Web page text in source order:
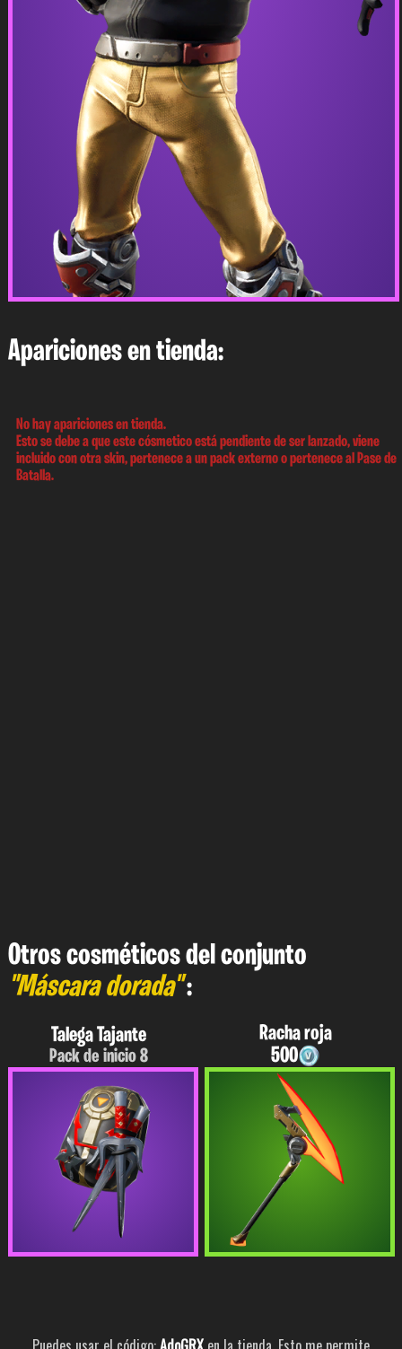
Apariciones en tienda:
No hay apariciones en tienda.
Esto se debe a que este cósmetico está pendiente de ser lanzado, viene
incluido con otra skin, pertenece a un pack externo o pertenece al Pase de
Batalla.
Otros cosméticos del conjunto
"Máscara dorada":
Talega Tajante
Pack de inicio 8
Racha roja
500